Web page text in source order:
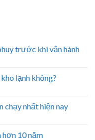
trước khi vận hành
lạnh không?
chạy nhất hiện nay
hơn 10 năm